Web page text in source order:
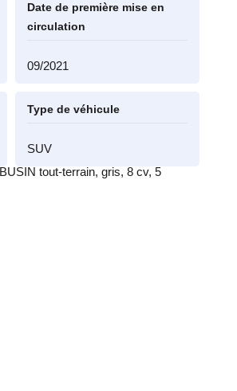
Date de première mise en
circulation
09/2021
Type de véhicule
SUV
tout-terrain, gris, 8 cv, 5